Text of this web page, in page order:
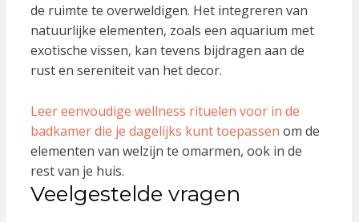
de ruimte te overweldigen. Het integreren van
natuurlijke elementen, zoals een aquarium met
exotische vissen, kan tevens bijdragen aan de
rust en sereniteit van het decor.
Leer eenvoudige wellness rituelen voor in de
badkamer die je dagelijks kunt toepassen om de
elementen van welzijn te omarmen, ook in de
rest van je huis.
Veelgestelde vragen